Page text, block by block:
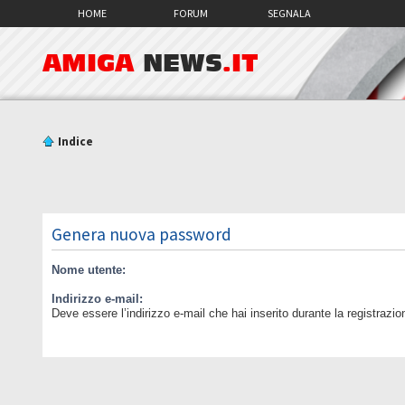
HOME FORUM SEGNALA
AMIGA NEWS.IT
Indice
Genera nuova password
Nome utente:
Indirizzo e-mail:
Deve essere l’indirizzo e-mail che hai inserito durante la